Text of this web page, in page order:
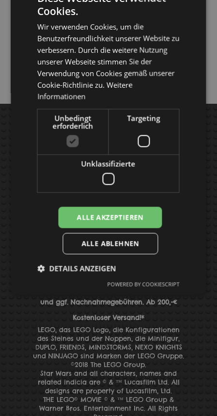
AGB's
kontakt
versand
*Alle Preise inkl. MwSt. zzgl.Versandkosten
und ggf. Nachnahmegebühren. Ab 200,-€
Kostenloser Versand!*
LEGO, das LEGO Logo, die Konfigurationen
des Steines und der Noppen, die Minifigur,
DUPLO, FRIENDS, MINDSTORMS, NEXO KNIGHTS
und NINJAGO sind Marken der LEGO Gruppe.
©2018 The LEGO Group.
Star Wars and all characters, names and
related indicia are © & ™ Lucasfilm Ltd. All
designs are property of Lucasfilm, Ltd.
THE LEGO® MOVIE © & ™ LEGO Group &
Warner Bros. Entertainment Inc. All Rights
Produkte
Warenkorb
COUPON-CODE'
Cookies.
Wir verwenden Cookies, um die
Benutzerfreundlichkeit unserer Website zu
verbessern. Durch die weitere Nutzung
unserer Webseite stimmen Sie der
Verwendung von Cookies gemäß unserer
Cookie-Richtlinie zu.Weitere
Informationen
Unbedingt
erforderlich
Targeting
Unklassifizierte
ALLE AKZEPTIEREN
ALLE ABLEHNEN
DETAILS ANZEIGEN
POWERED BY COOKIESCRIPT